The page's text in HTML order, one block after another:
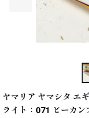
ヤマリア ヤマシタ エ
ライト：071 ピーカン